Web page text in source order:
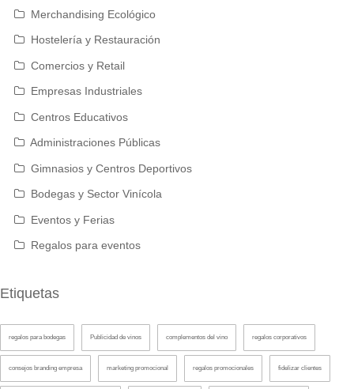
Merchandising Ecológico
Hostelería y Restauración
Comercios y Retail
Empresas Industriales
Centros Educativos
Administraciones Públicas
Gimnasios y Centros Deportivos
Bodegas y Sector Vinícola
Eventos y Ferias
Regalos para eventos
Etiquetas
regalos para bodegas Publicidad de vinos complementos del vino regalos corporativos
consejos branding empresa marketing promocional regalos promocionales fidelizar clientes